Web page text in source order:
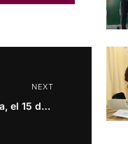
NEXT
Propone Putin conversaciones con Ucrania, el 15 de mayo